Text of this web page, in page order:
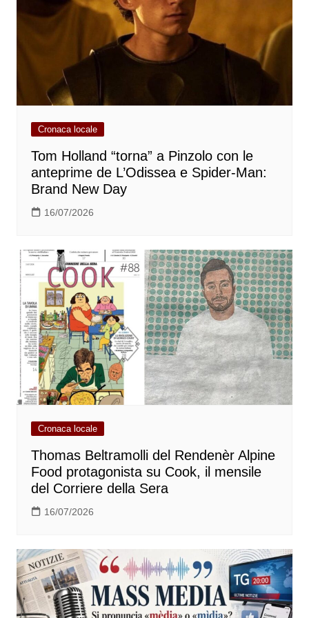
Cronaca locale
Tom Holland “torna” a Pinzolo con le
anteprime de L’Odissea e Spider-Man:
Brand New Day
16/07/2026
Cronaca locale
Thomas Beltramolli del Rendenèr Alpine
Food protagonista su Cook, il mensile
del Corriere della Sera
16/07/2026